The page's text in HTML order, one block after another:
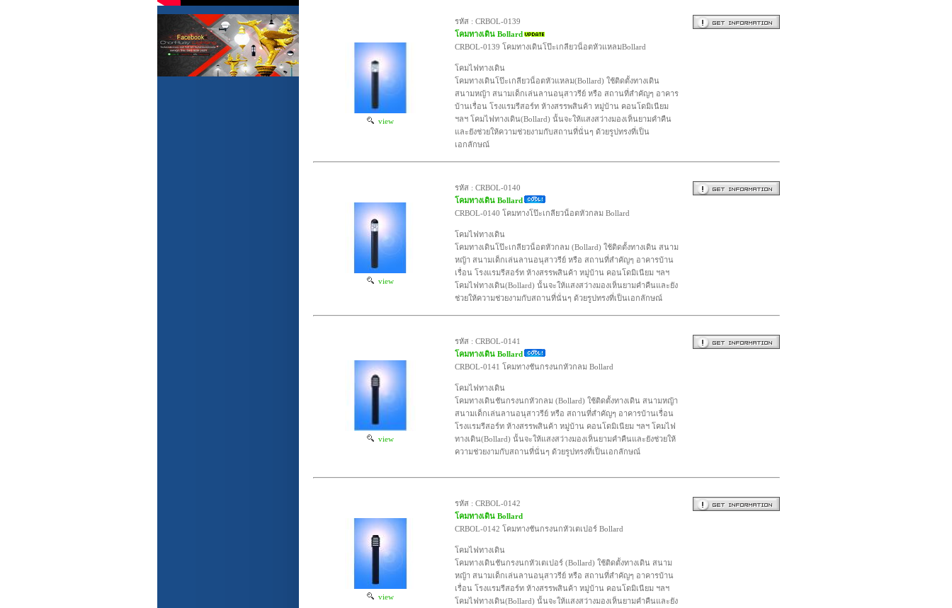
view
รหัส : CRBOL-0139
โคมทางเดิน Bollard
CRBOL-0139 โคมทางเดินโป๊ะเกลียวน็อตหัวแหลมBollard
โคมไฟทางเดิน
โคมทางเดินโป๊ะเกลียวน็อตหัวแหลม(Bollard) ใช้ติดตั้งทางเดิน
สนามหญ้า สนามเด็กเล่นลานอนุสาวรีย์ หรือ สถานที่สำคัญๆ อาคาร
บ้านเรื่อน โรงแรมรีสอร์ท ห้างสรรพสินค้า หมู่บ้าน คอนโดมิเนียม
ฯลฯ โคมไฟทางเดิน(Bollard) นั้นจะให้แสงสว่างมองเห็นยามคำคืน
และยังช่วยให้ความช่วยงามกับสถานที่นั่นๆ ด้วยรูปทรงที่เป็น
เอกลักษณ์
view
รหัส : CRBOL-0140
โคมทางเดิน Bollard
CRBOL-0140 โคมทางโป๊ะเกลียวน็อตหัวกลม Bollard
โคมไฟทางเดิน
โคมทางเดินโป๊ะเกลียวน็อตหัวกลม (Bollard) ใช้ติดตั้งทางเดิน สนาม
หญ้า สนามเด็กเล่นลานอนุสาวรีย์ หรือ สถานที่สำคัญๆ อาคารบ้าน
เรื่อน โรงแรมรีสอร์ท ห้างสรรพสินค้า หมู่บ้าน คอนโดมิเนียม ฯลฯ
โคมไฟทางเดิน(Bollard) นั้นจะให้แสงสว่างมองเห็นยามคำคืนและยัง
ช่วยให้ความช่วยงามกับสถานที่นั่นๆ ด้วยรูปทรงที่เป็นเอกลักษณ์
view
รหัส : CRBOL-0141
โคมทางเดิน Bollard
CRBOL-0141 โคมทางชันกรงนกหัวกลม Bollard
โคมไฟทางเดิน
โคมทางเดินชันกรงนกหัวกลม (Bollard) ใช้ติดตั้งทางเดิน สนามหญ้า
สนามเด็กเล่นลานอนุสาวรีย์ หรือ สถานที่สำคัญๆ อาคารบ้านเรื่อน
โรงแรมรีสอร์ท ห้างสรรพสินค้า หมู่บ้าน คอนโดมิเนียม ฯลฯ โคมไฟ
ทางเดิน(Bollard) นั้นจะให้แสงสว่างมองเห็นยามคำคืนและยังช่วยให้
ความช่วยงามกับสถานที่นั่นๆ ด้วยรูปทรงที่เป็นเอกลักษณ์
view
รหัส : CRBOL-0142
โคมทางเดิน Bollard
CRBOL-0142 โคมทางชันกรงนกหัวเตเปอร์ Bollard
โคมไฟทางเดิน
โคมทางเดินชันกรงนกหัวเตเปอร์ (Bollard) ใช้ติดตั้งทางเดิน สนาม
หญ้า สนามเด็กเล่นลานอนุสาวรีย์ หรือ สถานที่สำคัญๆ อาคารบ้าน
เรื่อน โรงแรมรีสอร์ท ห้างสรรพสินค้า หมู่บ้าน คอนโดมิเนียม ฯลฯ
โคมไฟทางเดิน(Bollard) นั้นจะให้แสงสว่างมองเห็นยามคำคืนและยัง